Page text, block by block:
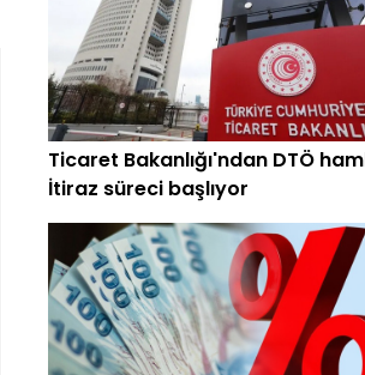
Ticaret Bakanlığı'ndan DTÖ
İtiraz süreci başlıyor